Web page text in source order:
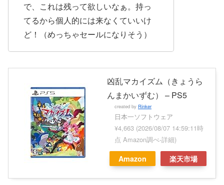
で、これは残って欲しいなぁ。持っ
てるから個人的には来なくていいけ
ど！（めっちゃセールになりそう）
凶乱マカイズム（きょうら
んまかいずむ） – PS5
created by Rinker
日本一ソフトウェア
¥4,663 (2026/08/07 14:59:11時
点 Amazon調べ-詳細)
Amazon 楽天市場